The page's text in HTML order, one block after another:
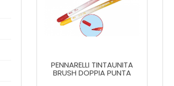
PENNARELLI TINTAUNITA
BRUSH DOPPIA PUNTA